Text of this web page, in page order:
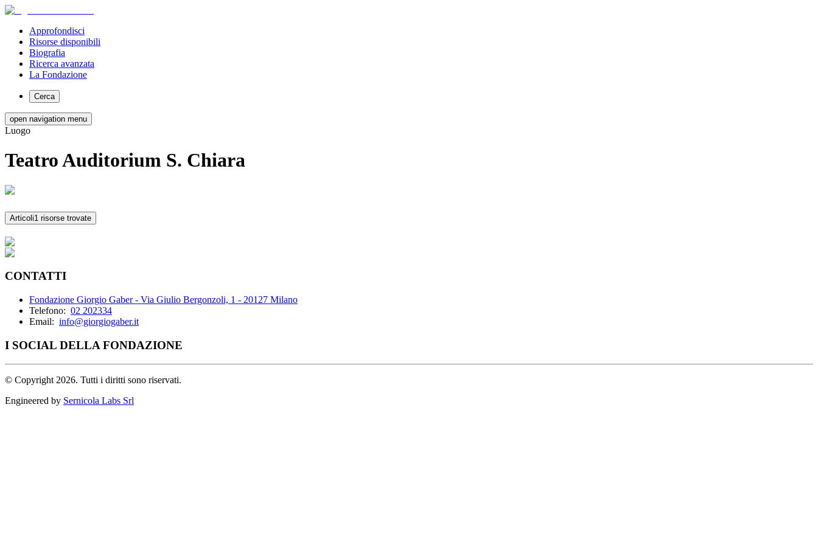
Approfondisci
Risorse disponibili
Biografia
Ricerca avanzata
La Fondazione
Cerca
open navigation menu
Luogo
Teatro Auditorium S. Chiara
Articoli1 risorse trovate
CONTATTI
Fondazione Giorgio Gaber - Via Giulio Bergonzoli, 1 - 20127 Milano
Telefono: 02 202334
Email: info@giorgiogaber.it
I SOCIAL DELLA FONDAZIONE
© Copyright 2026. Tutti i diritti sono riservati.
Engineered by Sernicola Labs Srl